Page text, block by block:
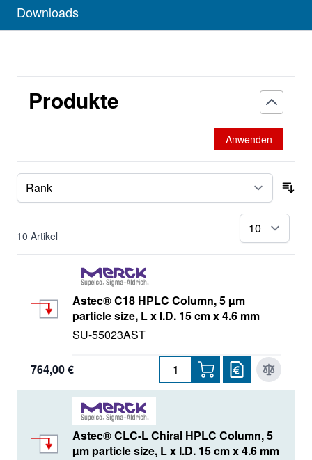
Supelco GC Säulen
Supelco-DEX
Supelco-HayeSep
Supelco-Molsieve
SupelcoWax
Downloads
Produkte
Anwenden
10 Artikel
Astec® C18 HPLC Column, 5 µm
particle size, L x I.D. 15 cm x 4.6 mm
SU-55023AST
764,00 €
Astec® CLC-L Chiral HPLC Column, 5
µm particle size, L x I.D. 15 cm x 4.6 mm